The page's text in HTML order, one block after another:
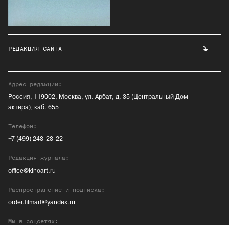
РЕДАКЦИЯ САЙТА
Адрес редакции:
Россия, 119002, Москва, ул. Арбат, д. 35 (Центральный Дом
актера), каб. 655
Телефон:
+7 (499) 248-28-22
Редакция журнала:
office@kinoart.ru
Распространение и подписка:
order.filmart@yandex.ru
Мы в соцсетях: